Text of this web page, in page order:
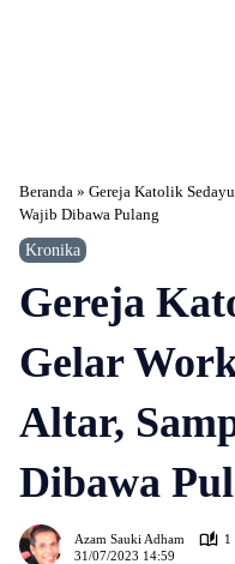
Beranda » Gereja Katolik
Wajib Dibawa Pulang
Kronika
Gereja
Gelar
Altar,
Dibawa
Azam Sauki Adham
1
31/07/2023 14:59